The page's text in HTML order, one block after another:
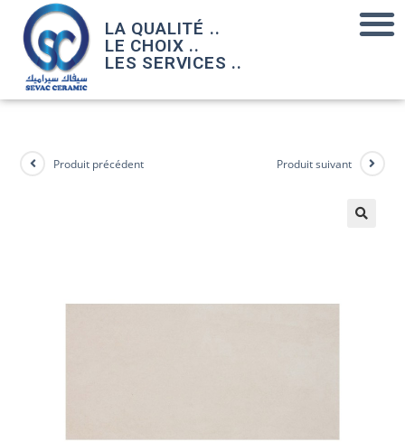
LA QUALITÉ ..
LE CHOIX ..
LES SERVICES ..
Produit précédent Produit suivant